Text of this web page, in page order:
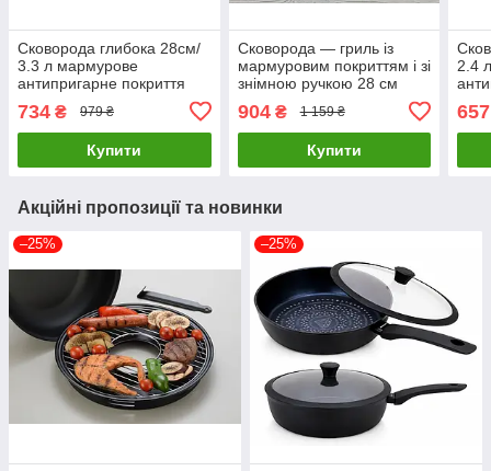
Сковорода глибока 28см/
3.3 л мармурове
антипригарне покриття
Сковорода з литого
алюмінію
734 ₴ 979 ₴
Купити
Сковорода — гриль із
мармуровим покриттям і зі
знімною ручкою 28 см
904₴ 1 159 ₴
Купити
2.4
657
Акційні пропозиції та новинки
–25% –25%